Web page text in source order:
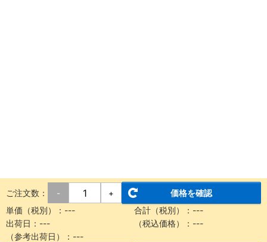
ご注文数： - +
価格を確認
単価（税別）： --- 合計（税別）： ---
出荷日： --- （税込価格）： ---
（参考出荷日）： ---